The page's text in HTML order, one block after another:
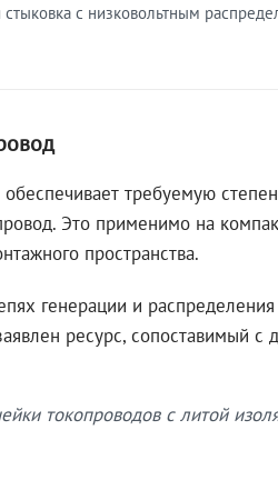
с низковольтным
требуемую
Это применимо на
пространства.
генерации и
ресурс, сопоставимый
токопроводов с литой